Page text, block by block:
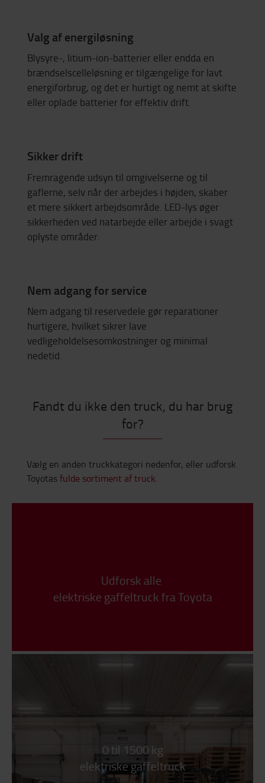
Valg af energiløsning
Blysyre-, litium-ion-batterier eller endda en
brændselscelleløsning er tilgængelige for lavt
energiforbrug, og det er hurtigt og nemt at skifte
eller oplade batterier for effektiv drift.
Sikker drift
Fremragende udsyn til omgivelserne og til
gaflerne, selv når der arbejdes i højden, skaber
et mere sikkert arbejdsområde. LED-lys øger
sikkerheden ved natarbejde eller arbejde i svagt
oplyste områder.
Nem adgang for service
Nem adgang til reservedele gør reparationer
hurtigere, hvilket sikrer lave
vedligeholdelsesomkostninger og minimal
nedetid.
Fandt du ikke den truck, du har brug
for?
Vælg en anden truckkategori nedenfor, eller udforsk
Toyotasfulde sortiment af truck.
Udforsk alle
elektriske gaffeltruck fra Toyota
0 til 1500 kg
elektriske gaffeltruck